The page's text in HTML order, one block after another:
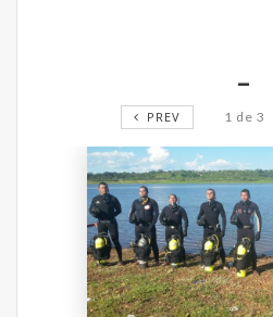
PREV 1 de 3